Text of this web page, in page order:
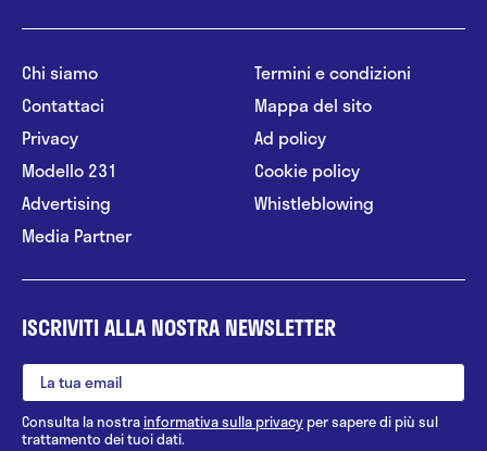
Chi siamo
Contattaci
Privacy
Modello 231
Advertising
Media Partner
Termini e condizioni
Mappa del sito
Ad policy
Cookie policy
Whistleblowing
ISCRIVITI ALLA NOSTRA NEWSLETTER
Consulta la nostrainformativa sulla privacy per sapere di più sul
trattamento dei tuoi dati.